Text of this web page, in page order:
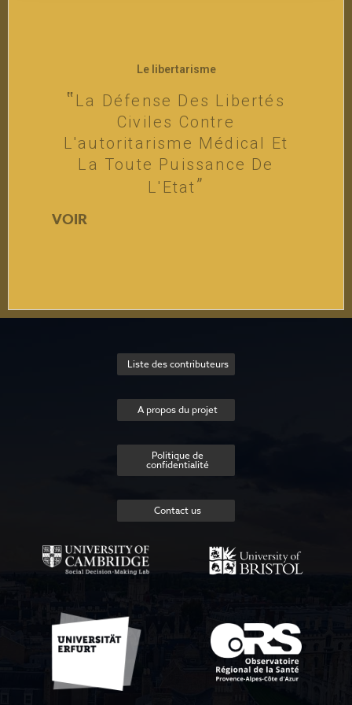
Le libertarisme
La Défense Des Libertés
Civiles Contre
L'autoritarisme Médical Et
La Toute Puissance De
L'Etat
VOIR
Liste des contributeurs
A propos du projet
Politique de
confidentialité
Contact us